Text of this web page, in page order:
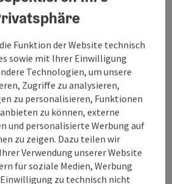
Koppl
Funktion der Website technisch
sowie mit Ihrer Einwilligung
Technologien, um unsere
Zugriffe zu analysieren,
zu personalisieren, Funktionen
zu können, externe
und personalisierte Werbung auf
zu zeigen. Dazu teilen wir
Verwendung unserer Website
für soziale Medien, Werbung
zu technisch nicht